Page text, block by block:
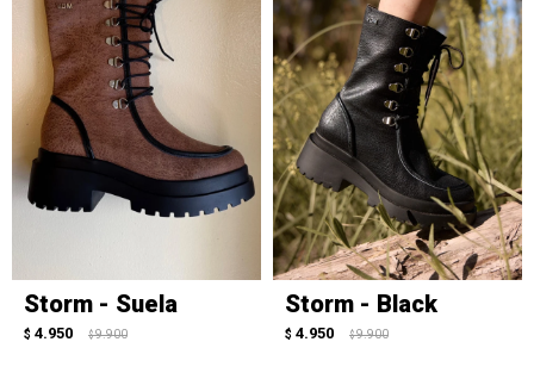
Storm - Suela
$ 4.950 $ 9.900
Storm - Black
$ 4.950 $ 9.900